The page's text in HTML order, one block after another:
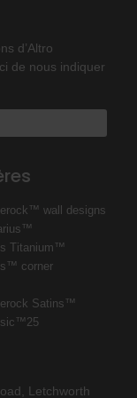
d’Altro
de nous indiquer
wall designs
Titanium™
corner
Satins™
Letchworth